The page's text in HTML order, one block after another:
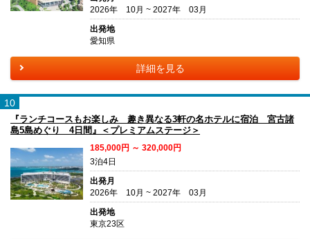
2026年 10月 ~ 2027年 03月
出発地
愛知県
詳細を見る
10
『ランチコースもお楽しみ 趣き異なる3軒の名ホテルに宿泊 宮古諸
島5島めぐり 4日間』＜プレミアムステージ＞
185,000円 ～ 320,000円
3泊4日
出発月
2026年 10月 ~ 2027年 03月
出発地
東京23区